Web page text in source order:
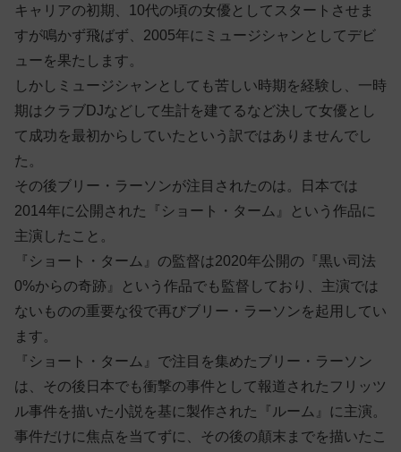
キャリアの初期、10代の頃の女優としてスタートさせま
すが鳴かず飛ばず、2005年にミュージシャンとしてデビ
ューを果たします。
しかしミュージシャンとしても苦しい時期を経験し、一時
期はクラブDJなどして生計を建てるなど決して女優とし
て成功を最初からしていたという訳ではありませんでし
た。
その後ブリー・ラーソンが注目されたのは。日本では
2014年に公開された『ショート・ターム』という作品に
主演したこと。
『ショート・ターム』の監督は2020年公開の『黒い司法
0%からの奇跡』という作品でも監督しており、主演では
ないものの重要な役で再びブリー・ラーソンを起用してい
ます。
『ショート・ターム』で注目を集めたブリー・ラーソン
は、その後日本でも衝撃の事件として報道されたフリッツ
ル事件を描いた小説を基に製作された『ルーム』に主演。
事件だけに焦点を当てずに、その後の顛末までを描いたこ